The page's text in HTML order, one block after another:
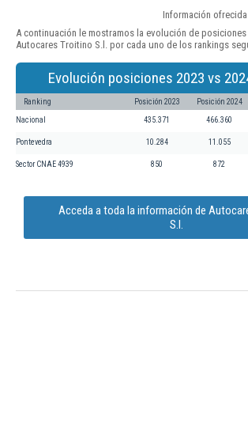
Información
A continuación le mostramos la evolución de posiciones
Autocares Troitino S.l. por cada uno de los rankings
Evolución posiciones 2023 vs
Ranking Posición 2023 Posición 2024
Nacional 435.371 466.360
Pontevedra 10.284 11.055
Sector CNAE 4939 850 872
Acceda a toda la información de
S.l.